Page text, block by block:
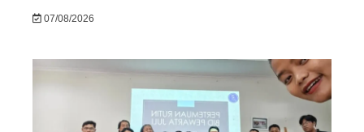
07/08/2026